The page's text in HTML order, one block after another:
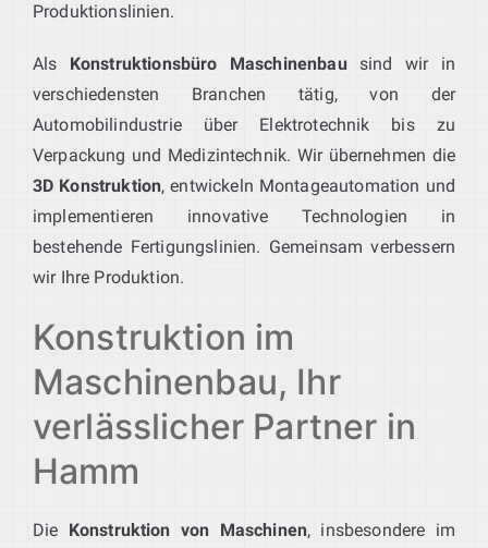
Produktionslinien.
Als Konstruktionsbüro Maschinenbau sind wir in
verschiedensten Branchen tätig, von der
Automobilindustrie über Elektrotechnik bis zu
Verpackung und Medizintechnik. Wir übernehmen die
3D Konstruktion, entwickeln Montageautomation und
implementieren innovative Technologien in
bestehende Fertigungslinien. Gemeinsam verbessern
wir Ihre Produktion.
Konstruktion im
Maschinenbau, Ihr
verlässlicher Partner in
Hamm
Die Konstruktion von Maschinen, insbesondere im